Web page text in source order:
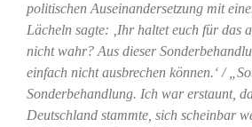
politischen Auseinandersetzung mit
Lächeln sagte: ‚Ihr haltet euch für das
nicht wahr? Aus dieser
einfach nicht ausbrechen können.‘ /
Sonderbehandlung. Ich war erstaunt,
Deutschland stammte, sich scheinbar